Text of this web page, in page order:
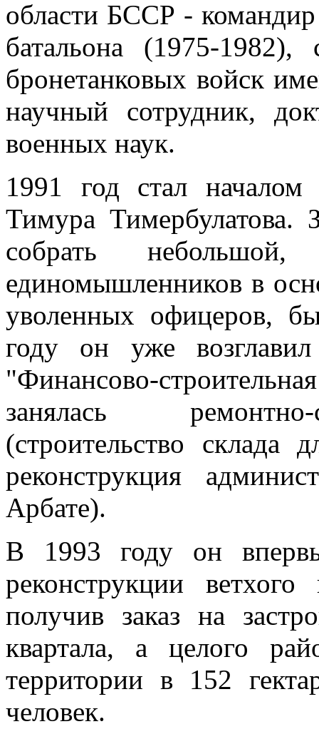
области БССР -
батальона (1975-1982),
бронетанковых войск
научный сотрудник,
военных наук.
1991 год стал
Тимура Тимербулатова.
собрать
единомышленников в
уволенных офицеров,
году он уже
"Финансово-
занялась
(строительство
реконструкция
Арбате).
В 1993 году он
реконструкции
получив заказ на
квартала, а целого
территории в 152
человек.